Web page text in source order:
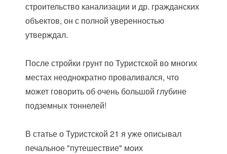
строительство канализации и др. гражданских
объектов, он с полной уверенностью
утверждал.
После стройки грунт по Туристской во многих
местах неоднократно проваливался, что
может говорить об очень большой глубине
подземных тоннелей!
В статье о Туристской 21 я уже описывал
печальное "путешествие" моих